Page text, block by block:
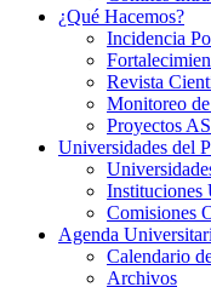
¿Qué Hacemos?
Incidencia
Revista
Monitoreo
Proyectos
Universidades del
Instituciones
Comisiones
Agenda
Calendario
Archivos